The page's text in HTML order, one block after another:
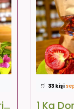
1 Kg Bal Kabaklı Erişte
⭐️ Bu ürünü
🛒 33 kişi
✅ Bugün